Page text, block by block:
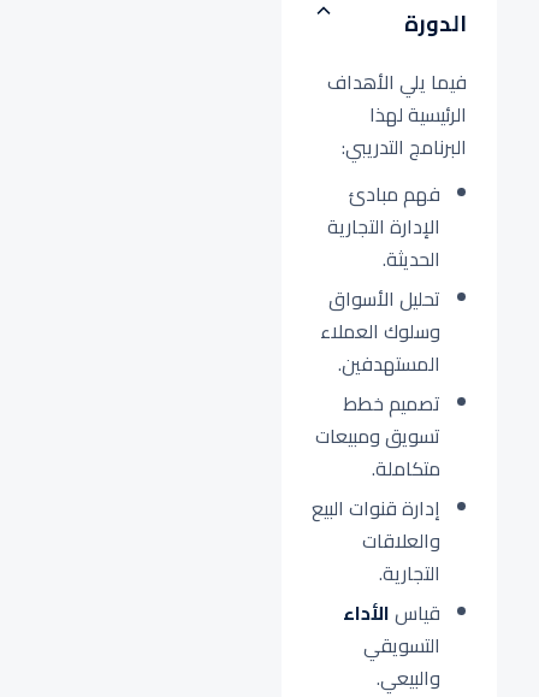
الدورة
فيما يلي الأهداف
الرئيسية لهذا
البرنامج التدريبي:
فهم مبادئ
الإدارة التجارية
الحديثة.
تحليل الأسواق
وسلوك العملاء
المستهدفين.
تصميم خطط
تسويق ومبيعات
متكاملة.
إدارة قنوات البيع
والعلاقات
التجارية.
قياسالأداء
التسويقي
والبيعي.